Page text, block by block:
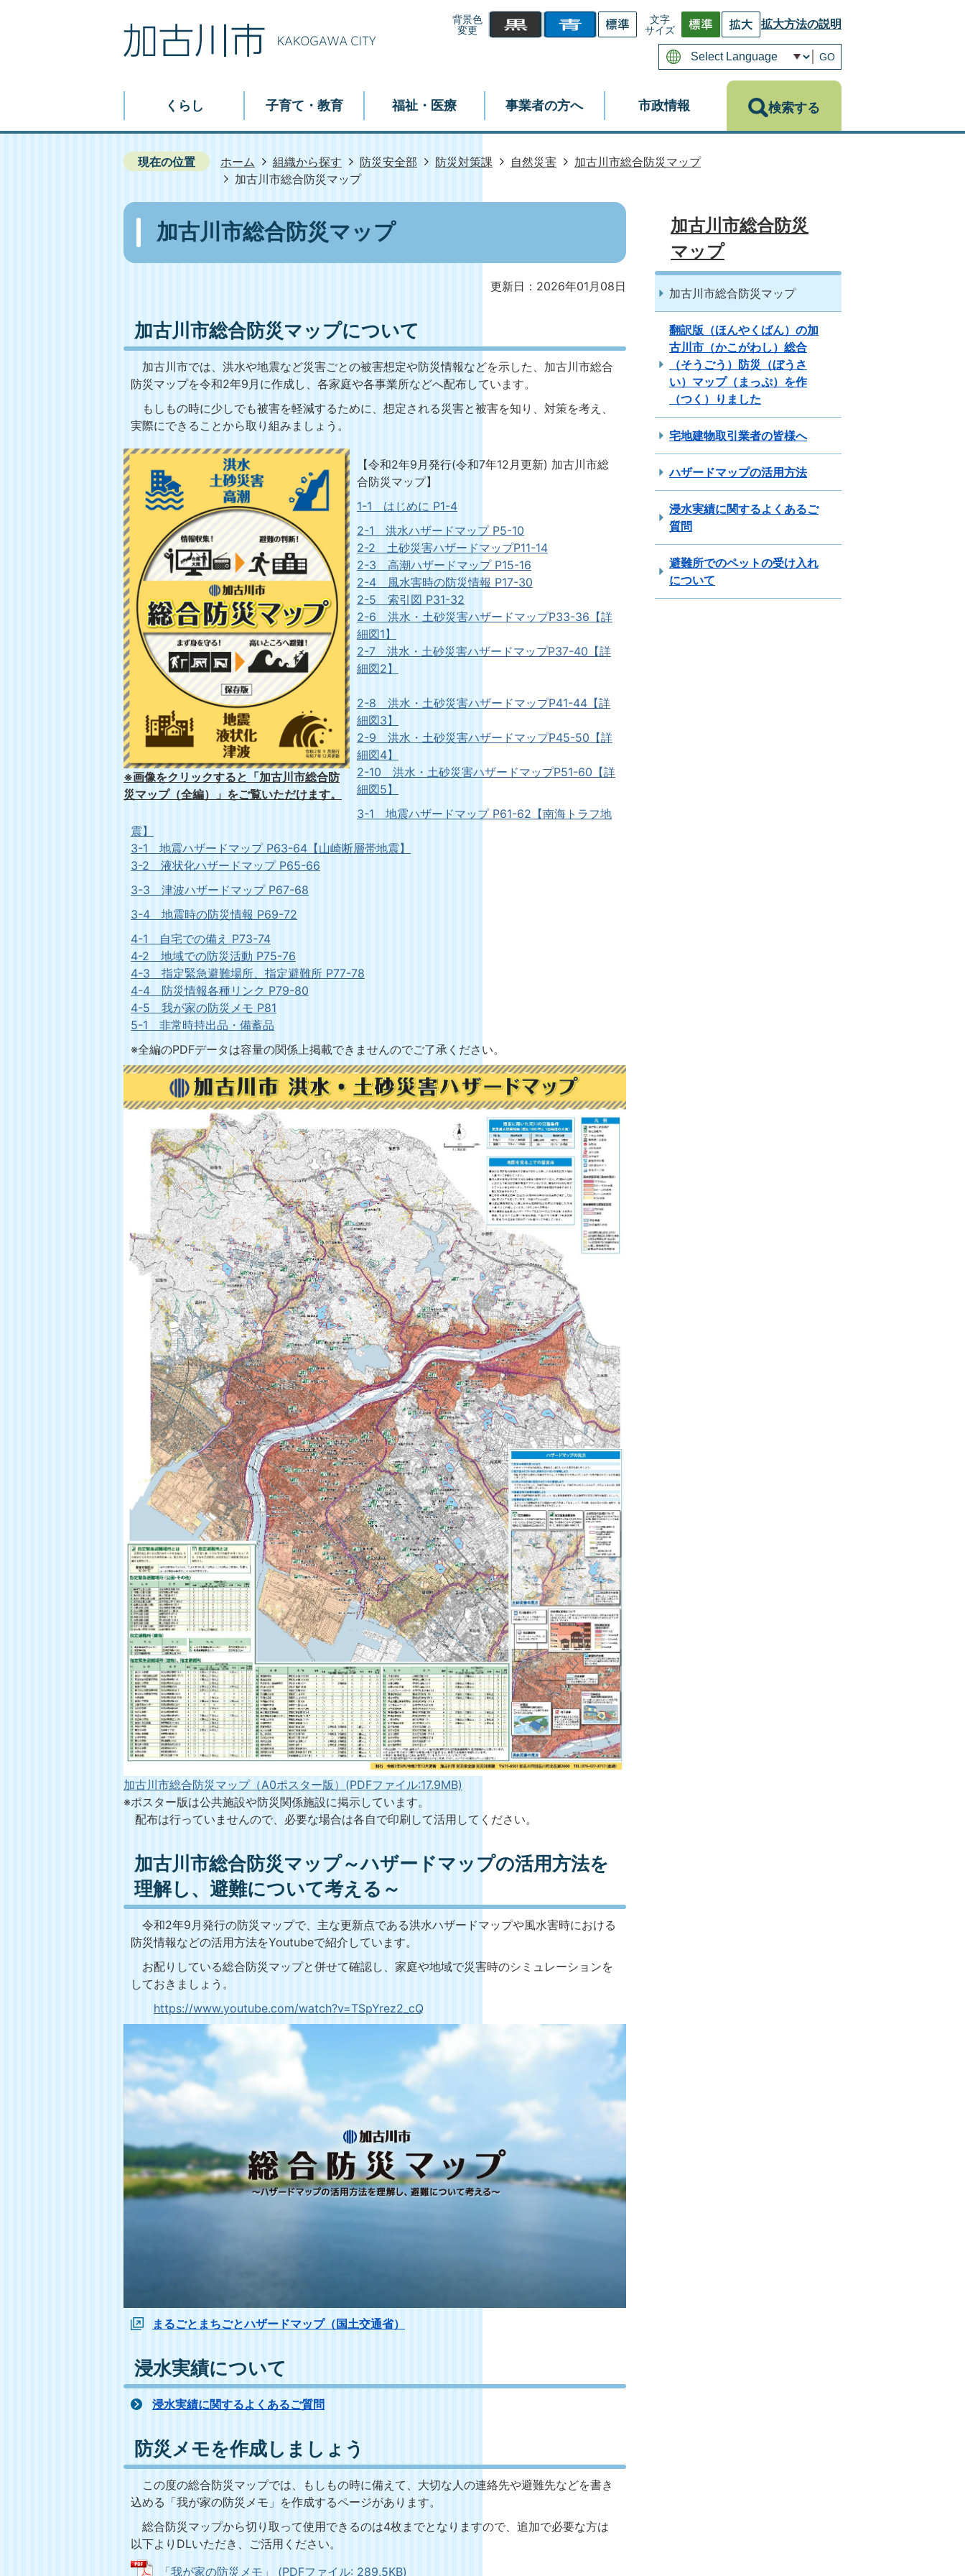
背景色
変更
文字
サイズ
拡大方法の説明
GO
くらし 子育て・教育 福祉・医療 事業者の方へ 市政情報 検索する
現在の位置 ホーム 組織から探す 防災安全部 防災対策課 自然災害
加古川市総合防災マップ
加古川市総合防災マップ
加古川市総合防災マップ
更新日：2026年01月08日
加古川市総合防災マップについて
加古川市では、洪水や地震など災害ごとの被害想定や防災情報などを示した、加古川市総合
防災マップを令和2年9月に作成し、各家庭や各事業所などへ配布しています。
もしもの時に少しでも被害を軽減するために、想定される災害と被害を知り、対策を考え、
実際にできることから取り組みましょう。
※画像をクリックすると「加古川市総合防
災マップ（全編）」をご覧いただけます。
【令和2年9月発行(令和7年12月更新) 加古川市総
合防災マップ】
1-1 はじめに P1-4
2-1 洪水ハザードマップ P5-10
2-2 土砂災害ハザードマップP11-14
2-3 高潮ハザードマップ P15-16
2-4 風水害時の防災情報 P17-30
2-5 索引図 P31-32
2-6 洪水・土砂災害ハザードマップP33-36【詳
細図1】
2-7 洪水・土砂災害ハザードマップP37-40【詳
細図2】
2-8 洪水・土砂災害ハザードマップP41-44【詳
細図3】
2-9 洪水・土砂災害ハザードマップP45-50【詳
細図4】
2-10 洪水・土砂災害ハザードマップP51-60【詳
細図5】
3-1 地震ハザードマップ P61-62【南海トラフ地
震】
3-1 地震ハザードマップ P63-64【山崎断層帯地震】
3-2 液状化ハザードマップ P65-66
3-3 津波ハザードマップ P67-68
3-4 地震時の防災情報 P69-72
4-1 自宅での備え P73-74
4-2 地域での防災活動 P75-76
4-3 指定緊急避難場所、指定避難所 P77-78
4-4 防災情報各種リンク P79-80
4-5 我が家の防災メモ P81
5-1 非常時持出品・備蓄品
※全編のPDFデータは容量の関係上掲載できませんのでご了承ください。
加古川市総合防災マップ（A0ポスター版）(PDFファイル:17.9MB)
※ポスター版は公共施設や防災関係施設に掲示しています。
配布は行っていませんので、必要な場合は各自で印刷して活用してください。
加古川市総合防災マップ～ハザードマップの活用方法を
理解し、避難について考える～
令和2年9月発行の防災マップで、主な更新点である洪水ハザードマップや風水害時における
防災情報などの活用方法をYoutubeで紹介しています。
お配りしている総合防災マップと併せて確認し、家庭や地域で災害時のシミュレーションを
しておきましょう。
https://www.youtube.com/watch?v=TSpYrez2_cQ
まるごとまちごとハザードマップ（国土交通省）
浸水実績について
浸水実績に関するよくあるご質問
防災メモを作成しましょう
この度の総合防災マップでは、もしもの時に備えて、大切な人の連絡先や避難先などを書き
込める「我が家の防災メモ」を作成するページがあります。
総合防災マップから切り取って使用できるのは4枚までとなりますので、追加で必要な方は
以下よりDLいただき、ご活用ください。
「我が家の防災メモ」 (PDFファイル: 289.5KB)
加古川市総合防災
マップ
加古川市総合防災マップ
翻訳版（ほんやくばん）の加
古川市（かこがわし）総合
（そうごう）防災（ぼうさ
い）マップ（まっぷ）を作
（つく）りました
宅地建物取引業者の皆様へ
ハザードマップの活用方法
浸水実績に関するよくあるご
質問
避難所でのペットの受け入れ
について